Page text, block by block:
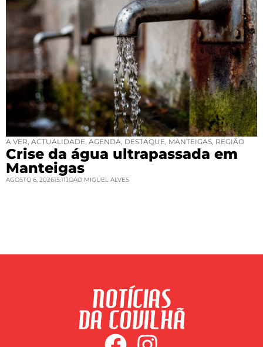
A VER, ACTUALIDADE, AGENDA, DESTAQUE, MANTEIGAS, REGIÃO
Crise da água ultrapassada em
Manteigas
AGOSTO 6, 202615:11JOAO MIGUEL ALVES